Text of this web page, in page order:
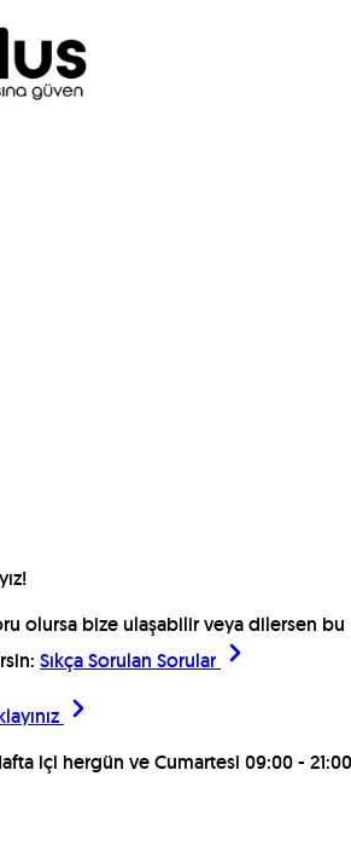
olursa bize ulaşabilir veya dilersen bu
Sıkça Sorulan Sorular
içi hergün ve Cumartesi 09:00 - 21:00